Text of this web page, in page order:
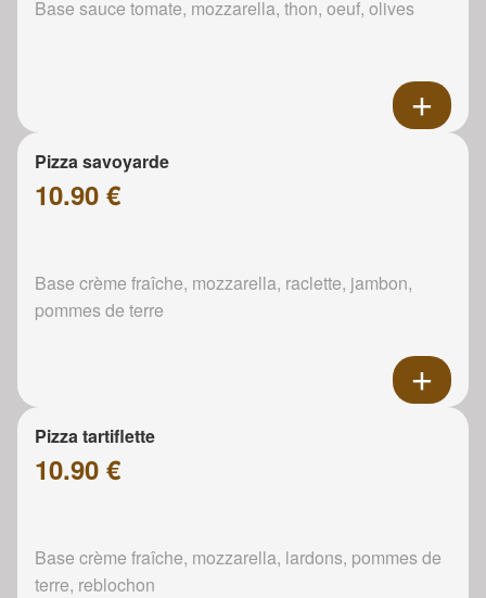
Base sauce tomate, mozzarella, thon, oeuf, olives
Pizza savoyarde
10.90 €
Base crème fraîche, mozzarella, raclette, jambon,
pommes de terre
Pizza tartiflette
10.90 €
Base crème fraîche, mozzarella, lardons, pommes de
terre, reblochon